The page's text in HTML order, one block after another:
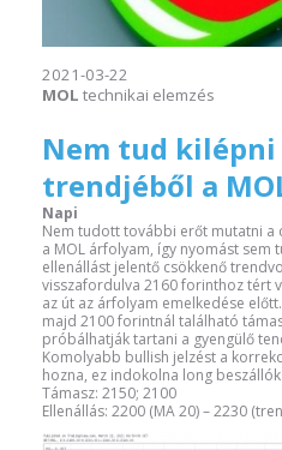
2021-03-22
MOL technikai elemzés
Nem tud
trendjéből a
Napi
Nem tudott további erőt mutatni a
a MOL árfolyam, így nyomást sem
ellenállást jelentő csökkenő
visszafordulva 2160 forinthoz tért
az út az árfolyam emelkedése
majd 2100 forintnál található
próbálhatják tartani a gyengülő
Komolyabb bullish jelzést a
hozna, ez indokolna long
Támasz: 2150; 2100
Ellenállás: 2200 (MA 20) – 2230